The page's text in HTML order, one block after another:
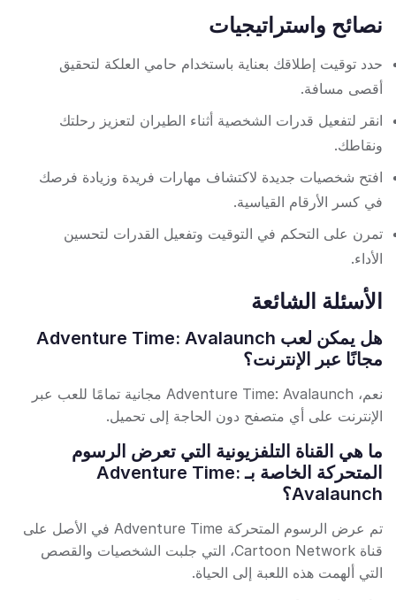
نصائح واستراتيجيات
حدد توقيت إطلاقك بعناية باستخدام حامي العلكة لتحقيق
أقصى مسافة.
انقر لتفعيل قدرات الشخصية أثناء الطيران لتعزيز رحلتك
ونقاطك.
افتح شخصيات جديدة لاكتشاف مهارات فريدة وزيادة فرصك
في كسر الأرقام القياسية.
تمرن على التحكم في التوقيت وتفعيل القدرات لتحسين
الأداء.
الأسئلة الشائعة
هل يمكن لعب Adventure Time: Avalaunch
مجانًا عبر الإنترنت؟
نعم، Adventure Time: Avalaunch مجانية تمامًا للعب عبر
الإنترنت على أي متصفح دون الحاجة إلى تحميل.
ما هي القناة التلفزيونية التي تعرض الرسوم
المتحركة الخاصة بـ Adventure Time:
Avalaunch؟
تم عرض الرسوم المتحركة Adventure Time في الأصل على
قناة Cartoon Network، التي جلبت الشخصيات والقصص
التي ألهمت هذه اللعبة إلى الحياة.